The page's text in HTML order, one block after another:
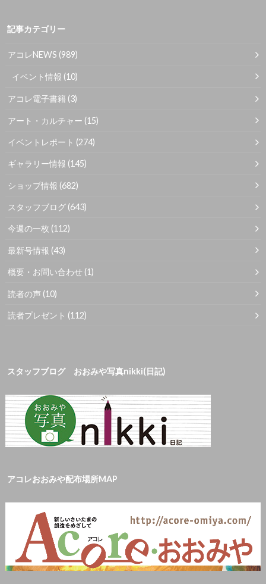
記事カテゴリー
アコレNEWS (989)
イベント情報 (10)
アコレ電子書籍 (3)
アート・カルチャー (15)
イベントレポート (274)
ギャラリー情報 (145)
ショップ情報 (682)
スタッフブログ (643)
今週の一枚 (112)
最新号情報 (43)
概要・お問い合わせ (1)
読者の声 (10)
読者プレゼント (112)
スタッフブログ おおみや写真nikki(日記)
アコレおおみや配布場所MAP